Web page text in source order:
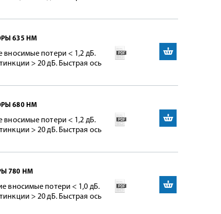
635 НМ
вносимые потери < 1,2 дБ.
> 20 дБ. Быстрая ось
680 НМ
вносимые потери < 1,2 дБ.
> 20 дБ. Быстрая ось
780 НМ
вносимые потери < 1,0 дБ.
> 20 дБ. Быстрая ось